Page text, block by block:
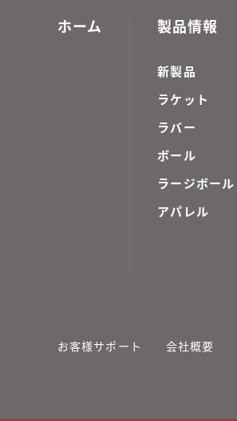
ホーム 製品情報
新製品
ラケット
ラバー
ボール
ラージボール
アパレル
お客様サポート 会社概要